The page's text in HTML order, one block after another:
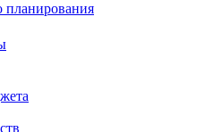
планирования